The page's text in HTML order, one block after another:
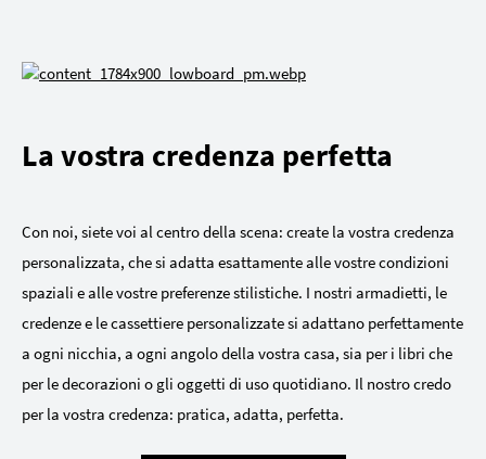
La vostra credenza perfetta
Con noi, siete voi al centro della scena: create la vostra credenza
personalizzata, che si adatta esattamente alle vostre condizioni
spaziali e alle vostre preferenze stilistiche. I nostri armadietti, le
credenze e le cassettiere personalizzate si adattano perfettamente
a ogni nicchia, a ogni angolo della vostra casa, sia per i libri che
per le decorazioni o gli oggetti di uso quotidiano. Il nostro credo
per la vostra credenza: pratica, adatta, perfetta.